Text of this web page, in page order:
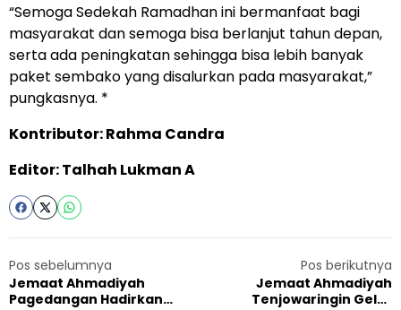
“Semoga Sedekah Ramadhan ini bermanfaat bagi
masyarakat dan semoga bisa berlanjut tahun depan,
serta ada peningkatan sehingga bisa lebih banyak
paket sembako yang disalurkan pada masyarakat,”
pungkasnya. *
Kontributor: Rahma Candra
Editor: Talhah Lukman A
Pos sebelumnya
Jemaat Ahmadiyah
Pagedangan Hadirkan
Pos berikutnya
Jemaat Ahmadiyah
Tenjowaringin Gelar